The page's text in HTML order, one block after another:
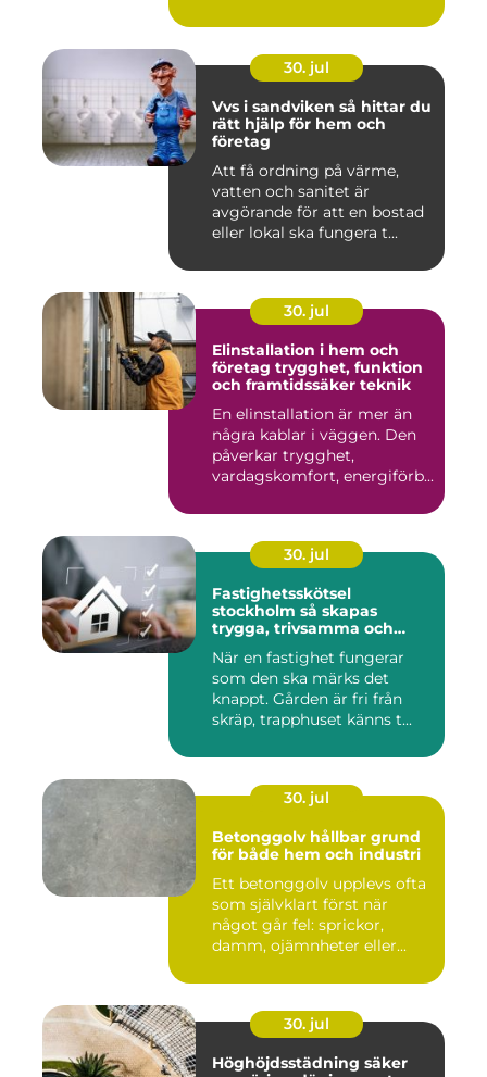
30. jul
Vvs i sandviken så hittar du
rätt hjälp för hem och
företag
Att få ordning på värme,
vatten och sanitet är
avgörande för att en bostad
eller lokal ska fungera t...
30. jul
Elinstallation i hem och
företag trygghet, funktion
och framtidssäker teknik
En elinstallation är mer än
några kablar i väggen. Den
påverkar trygghet,
vardagskomfort, energiförb...
30. jul
Fastighetsskötsel
stockholm så skapas
trygga, trivsamma och
När en fastighet fungerar
som den ska märks det
knappt. Gården är fri från
skräp, trapphuset känns t...
30. jul
Betonggolv hållbar grund
för både hem och industri
Ett betonggolv upplevs ofta
som självklart först när
något går fel: sprickor,
damm, ojämnheter eller...
30. jul
Höghöjdsstädning säker